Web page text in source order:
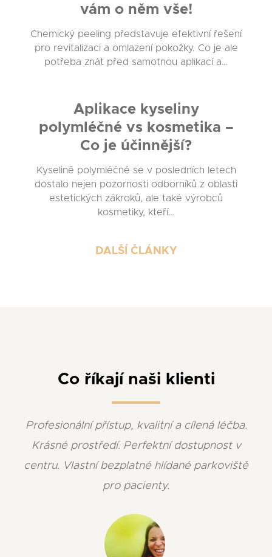
vám o něm vše!
Chemický peeling představuje efektivní řešení
pro revitalizaci a omlazení pokožky. Co je ale
potřeba znát před samotnou aplikací a…
Aplikace kyseliny
polymléčné vs kosmetika –
Co je účinnější?
Kyselině polymléčné se v posledních letech
dostalo nejen pozornosti odborníků z oblasti
estetických zákroků, ale také výrobců
kosmetiky, kteří…
DALŠÍ ČLÁNKY
Co říkají naši klienti
Profesionální přístup, kvalitní a cílená léčba.
Krásné prostředí. Perfektní dostupnost v
centru. Vlastní bezplatné hlídané parkoviště
pro pacienty.